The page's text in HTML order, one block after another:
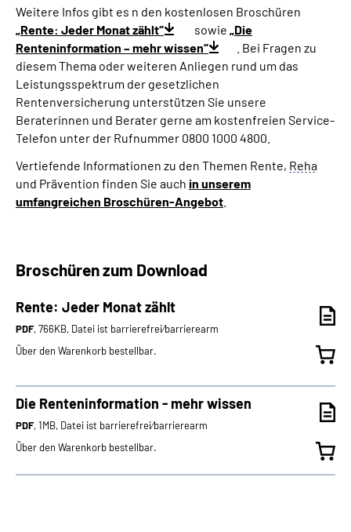
Weitere Infos gibt es n den kostenlosen Broschüren
„Rente: Jeder Monat zählt“
sowie „Die
Renteninformation – mehr wissen“
. Bei Fragen zu
diesem Thema oder weiteren Anliegen rund um das
Leistungsspektrum der gesetzlichen
Rentenversicherung unterstützen Sie unsere
Beraterinnen und Berater gerne am kostenfreien Service-
Telefon unter der Rufnummer 0800 1000 4800.
Vertiefende Informationen zu den Themen Rente, Reha
und Prävention finden Sie auch in unserem
umfangreichen Broschüren-Angebot
Broschüren zum Download
Rente: Jeder Monat zählt
PDF, 766KB, Datei ist barrierefrei⁄barrierearm
Über den Warenkorb bestellbar.
Die Renteninformation - mehr wissen
PDF, 1MB, Datei ist barrierefrei⁄barrierearm
Über den Warenkorb bestellbar.